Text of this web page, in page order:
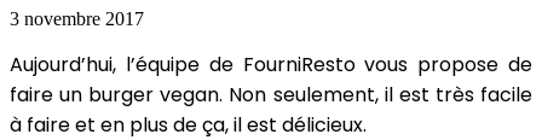
3 novembre 2017
Aujourd’hui, l’équipe de FourniResto vous propose de
faire un burger vegan. Non seulement, il est très facile
à faire et en plus de ça, il est délicieux.